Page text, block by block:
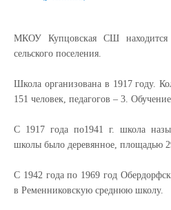
МКОУ Купцовская СШ находится
сельского поселения.
Школа организована в 1917 году.
151 человек, педагогов – 3.
С 1917 года по1941 г. школа
школы было деревянное, площадью
С 1942 года по 1969 год
в Ременниковскую среднюю школу.